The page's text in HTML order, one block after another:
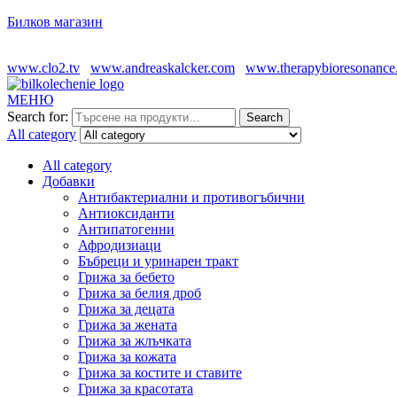
Билков магазин
www.clo2.tv
www.andreaskalcker.com
МЕНЮ
Search for:
Search
All category
All category
Добавки
Антибактериални и противогъбични
Антиоксиданти
Антипатогенни
Афродизиаци
Бъбреци и уринарен тракт
Грижа за бебето
Грижа за белия дроб
Грижа за децата
Грижа за жената
Грижа за жлъчката
Грижа за кожата
Грижа за костите и ставите
Грижа за красотата